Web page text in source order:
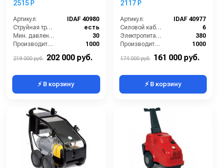
2515 P
Артикул:
IDAF 40980
Струйная трубка (копьё):
есть
Мин. давление (бар):
30
Производительность (л/ч):
1000
250
219 000 руб. 202 000 руб.
⚡ В корзину
2117 P
Артикул:
IDAF 40977
Силовой кабель (м):
6
Электропитание (В):
380
Производительность (л/ч):
1000
200
174 000 руб. 161 000 руб.
⚡ В корзину